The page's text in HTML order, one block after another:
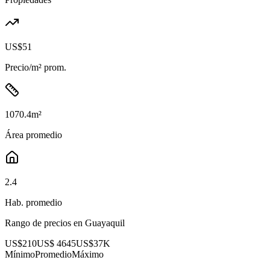
US$51
Precio/m² prom.
1070.4m²
Área promedio
2.4
Hab. promedio
Rango de precios en Guayaquil
US$210US$ 4645US$37K
MínimoPromedioMáximo